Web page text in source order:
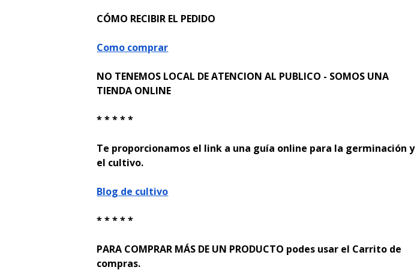
CÓMO RECIBIR EL PEDIDO
Como comprar
NO TENEMOS LOCAL DE ATENCION AL PUBLICO - SOMOS UNA
TIENDA ONLINE
* * * * *
Te proporcionamos el link a una guía online para la germinación y
el cultivo.
Blog de cultivo
* * * * *
PARA COMPRAR MÁS DE UN PRODUCTO podes usar el Carrito de
compras.